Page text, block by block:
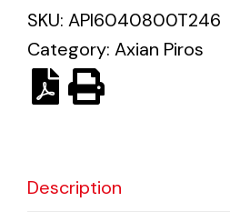
Solar lighting
Variety of solar solutions for
SKU: API6040800T246
Category: Axian Piros
Description